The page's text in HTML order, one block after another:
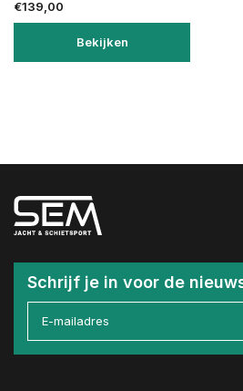
€139,00
Bekijken
Schrijf je in voor de